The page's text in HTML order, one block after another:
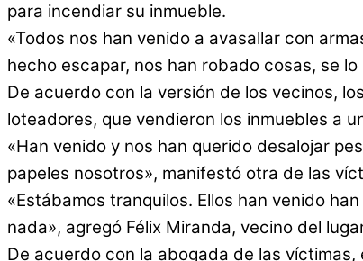
para incendiar su inmueble.
«Todos nos han venido a avasallar con
hecho escapar, nos han robado cosas, se
De acuerdo con la versión de los vecinos,
loteadores, que vendieron los inmuebles a
«Han venido y nos han querido desalojar
papeles nosotros», manifestó otra de las
«Estábamos tranquilos. Ellos han venido
nada», agregó Félix Miranda, vecino del
De acuerdo con la abogada de las